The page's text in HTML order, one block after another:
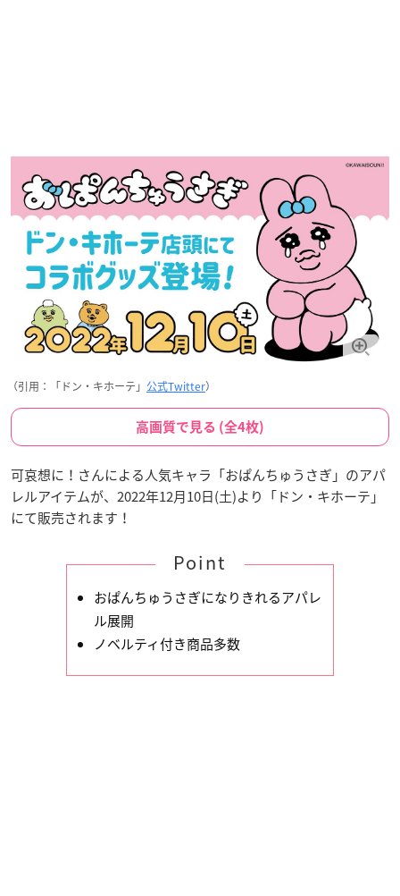
（引用：「ドン・キホーテ」 公式Twitter）
高画質で見る (全4枚)
可哀想に！さんによる人気キャラ「おぱんちゅうさぎ」のアパ
レルアイテムが、2022年12月10日(土)より「ドン・キホーテ」
にて販売されます！
Point
おぱんちゅうさぎになりきれるアパレ
ル展開
ノベルティ付き商品多数